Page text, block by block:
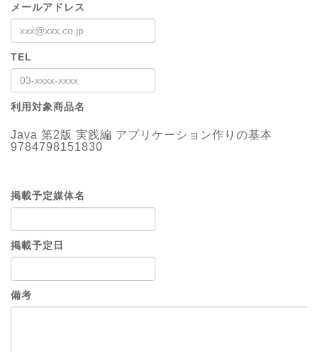
メールアドレス
TEL
利用対象商品名
Java 第2版 実践編 アプリケーション作りの基本
9784798151830
掲載予定媒体名
掲載予定日
備考